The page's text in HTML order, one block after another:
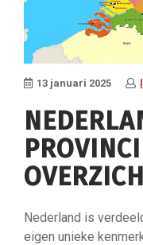
13 januari 2025
Nederland is
eigen unieke